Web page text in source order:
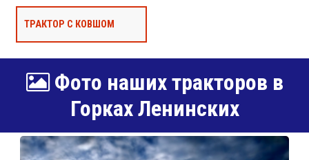
ТРАКТОР С КОВШОМ
Фото наших тракторов в
Горках Ленинских